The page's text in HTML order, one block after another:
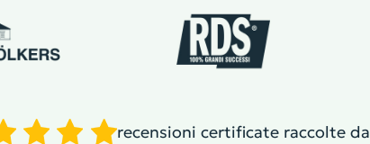
recensioni certificate raccolte da